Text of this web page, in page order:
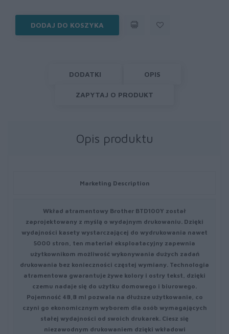
DODAJ DO KOSZYKA
DODATKI OPIS
ZAPYTAJ O PRODUKT
Opis produktu
Marketing Description
Wkład atramentowy Brother BTD100Y został
zaprojektowany z myślą o wydajnym drukowaniu. Dzięki
wydajności kasety wystarczającej do wydrukowania nawet
5000 stron, ten materiał eksploatacyjny zapewnia
użytkownikom możliwość wykonywania dużych zadań
drukowania bez konieczności częstej wymiany. Technologia
atramentowa gwarantuje żywe kolory i ostry tekst, dzięki
czemu nadaje się do użytku domowego i biurowego.
Pojemność 48,8 ml pozwala na dłuższe użytkowanie, co
czyni go ekonomicznym wyborem dla osób wymagających
stałej wydajności od swoich drukarek. Ciesz się
niezawodnym drukowaniem dzięki wkładowi